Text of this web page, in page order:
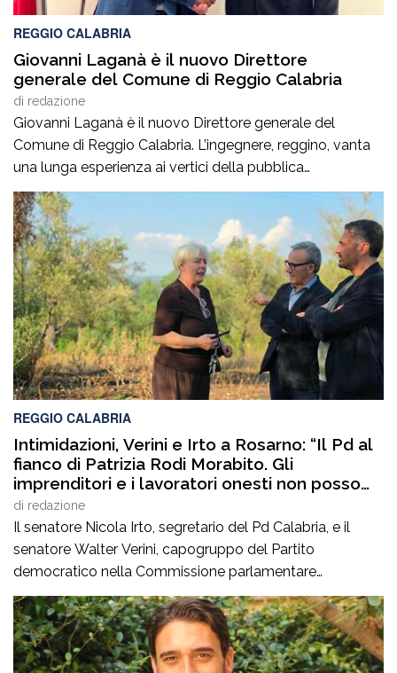
REGGIO CALABRIA
Giovanni Laganà è il nuovo Direttore
generale del Comune di Reggio Calabria
di redazione
Giovanni Laganà è il nuovo Direttore generale del
Comune di Reggio Calabria. L’ingegnere, reggino, vanta
una lunga esperienza ai vertici della pubblica
amministrazione e della gestione delle infrastrutture in
Calabria ed in Sicilia. È stato Vice Direttore regionale
Anas Sicilia, Capo Compartimento Anas Calabria,
Direttore generale della Regione Calabria e Direttore
generale della ItalConsult Spa, […]
REGGIO CALABRIA
Intimidazioni, Verini e Irto a Rosarno: “Il Pd al
fianco di Patrizia Rodi Morabito. Gli
imprenditori e i lavoratori onesti non posso
essere lasciati da soli”
di redazione
Il senatore Nicola Irto, segretario del Pd Calabria, e il
senatore Walter Verini, capogruppo del Partito
democratico nella Commissione parlamentare
Antimafia, hanno fatto visita a Patrizia Rodi Morabito,
imprenditrice agricola di Rosarno (Rc) la cui azienda è
stata più volte colpita da incendi, furti e danneggiamenti.
L’ultimo grave episodio si è verificato nei giorni scorsi […]